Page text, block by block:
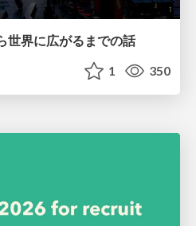
世界に広がるまでの話
1 350